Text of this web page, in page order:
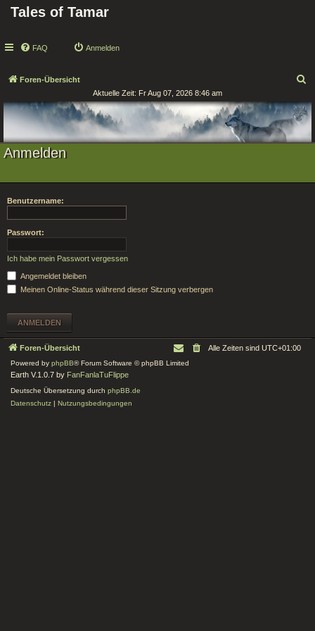
Tales of Tamar
FAQ Anmelden
Foren-Übersicht
c
e
Aktuelle Zeit: Fr Aug 07, 2026 8:46 am
Anmelden
Benutzername:
Passwort:
Ich habe mein Passwort vergessen
Angemeldet bleiben
Meinen Online-Status während dieser Sitzung verbergen
Foren-Übersicht Alle Zeiten sind UTC+01:00
Powered by phpBB® Forum Software © phpBB Limited
Earth V.1.0.7 by FanFanlaTuFlippe
Deutsche Übersetzung durch phpBB.de
Datenschutz | Nutzungsbedingungen